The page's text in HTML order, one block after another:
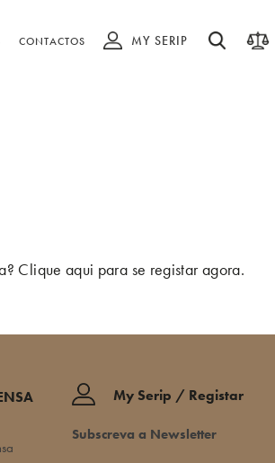
CONTACTOS MY SERIP
Clique aqui para se registar agora.
My Serip / Registar
Subscreva a Newsletter